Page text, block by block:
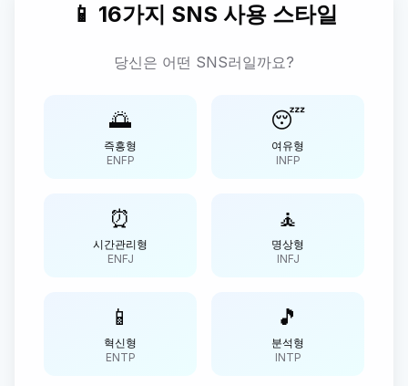
📱 16가지 SNS 사용 스타일
당신은 어떤 SNS러일까요?
🌅
즉흥형
ENFP
😴
여유형
INFP
⏰
시간관리형
ENFJ
🧘
명상형
INFJ
📱
혁신형
ENTP
🎵
분석형
INTP